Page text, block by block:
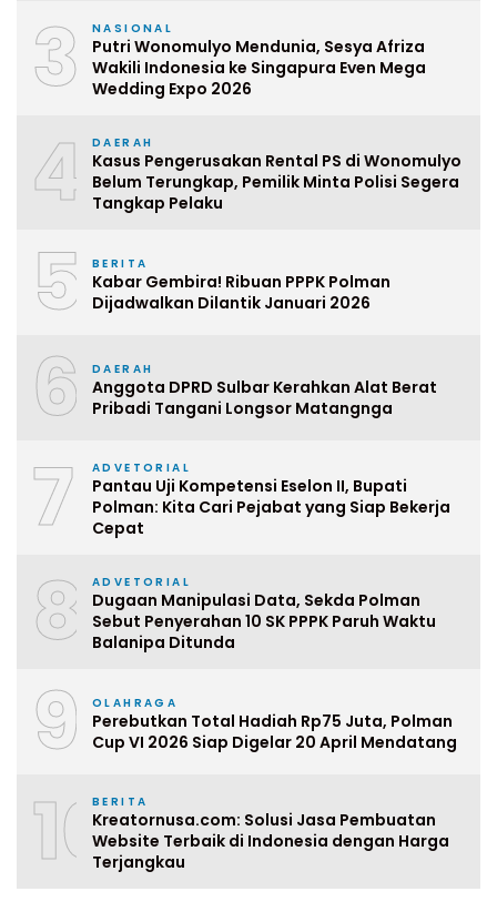
3 NASIONAL
Putri Wonomulyo Mendunia, Sesya Afriza
Wakili Indonesia ke Singapura Even Mega
Wedding Expo 2026
4 DAERAH
Kasus Pengerusakan Rental PS di Wonomulyo
Belum Terungkap, Pemilik Minta Polisi Segera
Tangkap Pelaku
5 BERITA
Kabar Gembira! Ribuan PPPK Polman
Dijadwalkan Dilantik Januari 2026
6 DAERAH
Anggota DPRD Sulbar Kerahkan Alat Berat
Pribadi Tangani Longsor Matangnga
7 ADVETORIAL
Pantau Uji Kompetensi Eselon II, Bupati
Polman: Kita Cari Pejabat yang Siap Bekerja
Cepat
8 ADVETORIAL
Dugaan Manipulasi Data, Sekda Polman
Sebut Penyerahan 10 SK PPPK Paruh Waktu
Balanipa Ditunda
9 OLAHRAGA
Perebutkan Total Hadiah Rp75 Juta, Polman
Cup VI 2026 Siap Digelar 20 April Mendatang
10BERITA
Kreatornusa.com: Solusi Jasa Pembuatan
Website Terbaik di Indonesia dengan Harga
Terjangkau